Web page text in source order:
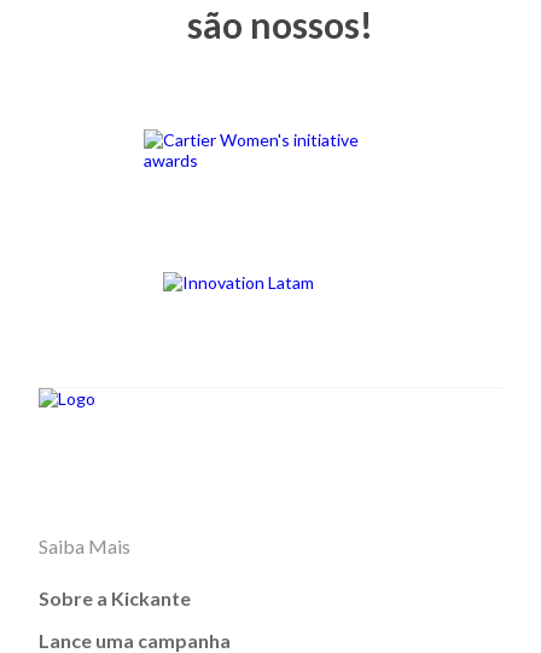
são nossos!
Saiba Mais
Sobre a Kickante
Lance uma campanha